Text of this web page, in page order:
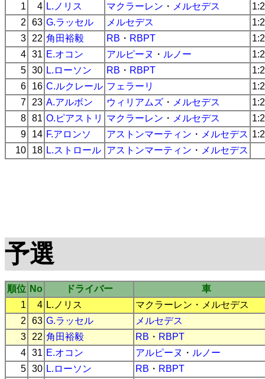
1
4 L.ノリス マクラーレン ・ メルセデス
2
63 G.ラッセル メルセデス
3
22 角田裕毅 RB ・ RBPT
4 31 E.オコン アルピーヌ ・ ルノー
5 30 L.ローソン RB ・ RBPT
6
16 C.ルクレール フェラーリ
7
23 A.アルボン ウィリアムズ ・ メルセデス
8 81 O.ピアストリ マクラーレン ・ メルセデス
9
14 F.アロンソ アストンマーティン ・ メルセデス
10
18 L.ストロール アストンマーティン ・ メルセデス
予選
順位 No ドライバー
車
1
4 L.ノリス マクラーレン ・ メルセデス
2
63 G.ラッセル
メルセデス
3
22 角田裕毅 RB ・ RBPT
4 31 E.オコン アルピーヌ ・ ルノー
5 30 L.ローソン RB ・ RBPT